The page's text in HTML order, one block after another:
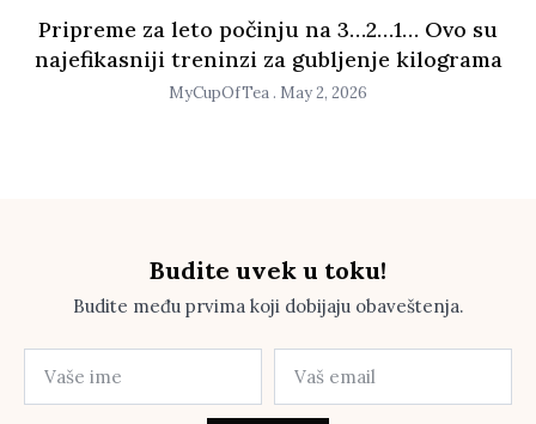
Pripreme za leto počinju na 3…2…1… Ovo su
najefikasniji treninzi za gubljenje kilograma
MyCupOfTea May 2, 2026
Budite uvek u toku!
Budite među prvima koji dobijaju obaveštenja.